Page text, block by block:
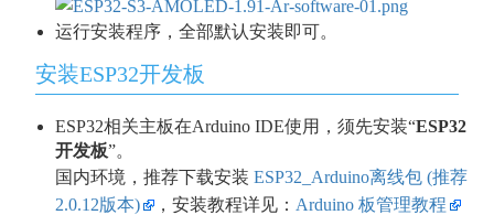
运行安装程序，全部默认安装即可。
安装ESP32开发板
ESP32相关主板在Arduino IDE使用，须先安装“ESP32
开发板”。
国内环境，推荐下载安装 ESP32_Arduino离线包 (推荐
2.0.12版本)
，安装教程详见： Arduino 板管理教程